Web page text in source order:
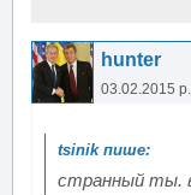
hunter
03.02.2015 р.
странный ты.